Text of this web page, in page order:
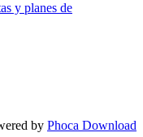
y planes de
by Phoca Download